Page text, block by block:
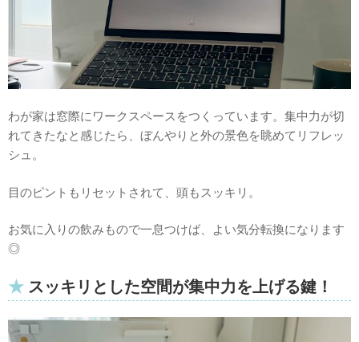
わが家は窓際にワークスペースをつくっています。集中力が切
れてきたなと感じたら、ぼんやりと外の景色を眺めてリフレッ
シュ。
目のピントもリセットされて、頭もスッキリ。
お気に入りの飲みもので一息つけば、よい気分転換になります
◎
スッキリとした空間が集中力を上げる鍵！